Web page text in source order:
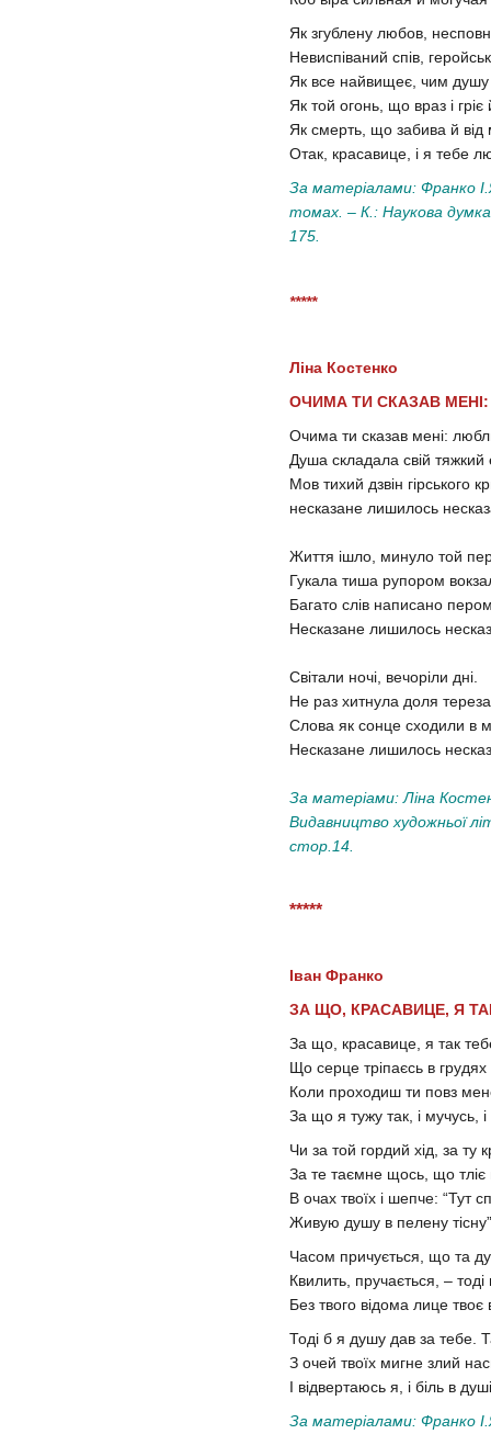
Як згублену любов,
Невиспіваний спів,
Як все найвищеє, чим
Як той огонь, що враз і
Як смерть, що забива й від
Отак, красавице, і я тебе
За матеріалами: Франко
томах. – К.: Наукова
175.
*****
Ліна Костенко
ОЧИМА ТИ СКАЗАВ
Очима ти сказав мені:
Душа складала свій тяжкий
Мов тихий дзвін гірського
несказане лишилось
Життя ішло, минуло той
Гукала тиша рупором
Багато слів написано
Несказане лишилось
Світали ночі, вечоріли дні.
Не раз хитнула доля
Слова як сонце сходили в
Несказане лишилось
За матеріами: Ліна
Видавництво художньої
стор.14.
*****
Іван Франко
ЗА ЩО, КРАСАВИЦЕ, Я
За що, красавице, я так
Що серце тріпаєсь в
Коли проходиш ти повз
За що я тужу так, і мучусь,
Чи за той гордий хід, за ту
За те таємне щось, що тліє
В очах твоїх і шепче: “Тут
Живую душу в пелену
Часом причується, що та
Квилить, пручається, –
Без твого відома лице твоє
Тоді б я душу дав за тебе.
З очей твоїх мигне злий
І відвертаюсь я, і біль в
За матеріалами: Франко